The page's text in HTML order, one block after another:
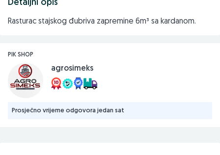
Detaljni opis
Rasturac stajskog đubriva zapremine 6m³ sa kardanom.
PIK SHOP
agrosimeks
Prosječno vrijeme odgovora jedan sat